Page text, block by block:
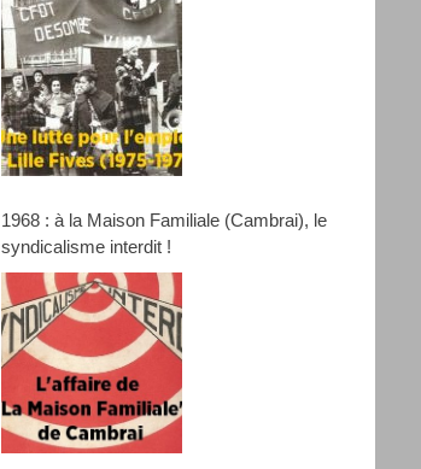
1968 : à la Maison Familiale (Cambrai), le
syndicalisme interdit !